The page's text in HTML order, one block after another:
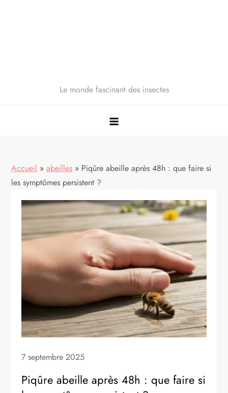
Le monde fascinant des insectes
Accueil » abeilles » Piqûre abeille après 48h : que faire si
les symptômes persistent ?
7 septembre 2025
Piqûre abeille après 48h : que faire si